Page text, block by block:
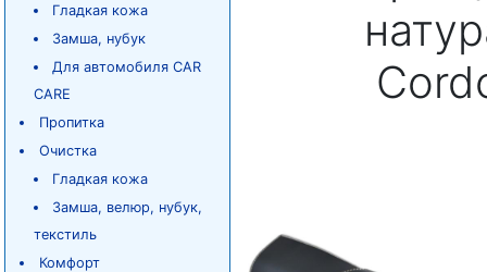
Гладкая кожа
Замша, нубук
Для автомобиля CAR
CARE
Пропитка
Очистка
Гладкая кожа
Замша, велюр, нубук,
текстиль
Комфорт